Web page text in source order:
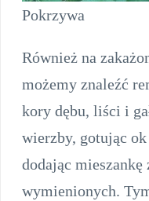
Pokrzywa
Również na
możemy znaleźć
kory dębu, liści i
wierzby, gotując
dodając mieszankę
wymienionych.